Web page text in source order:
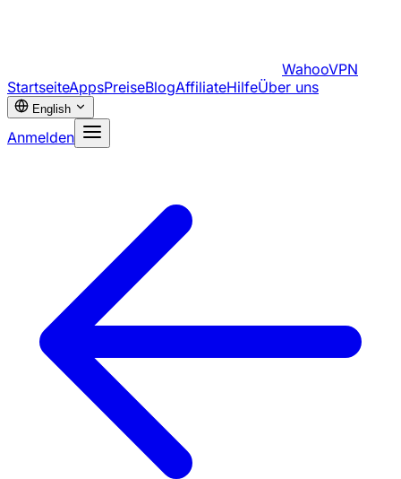
WahooVPN
StartseiteAppsPreiseBlogAffiliateHilfeÜber uns
English
Anmelden